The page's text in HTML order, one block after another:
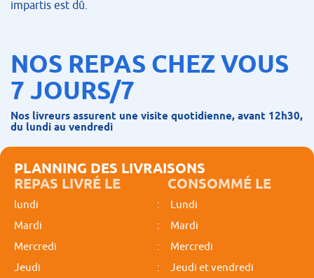
impartis est dû.
NOS REPAS CHEZ VOUS
7 JOURS/7
Nos livreurs assurent une visite quotidienne, avant 12h30,
du lundi au vendredi
PLANNING DES LIVRAISONS
REPAS LIVRÉ LE
lundi
Mardi
Mercredi
Jeudi
CONSOMMÉ LE
:
Lundi
:
Mardi
:
Mercredi
:
Jeudi et vendredi